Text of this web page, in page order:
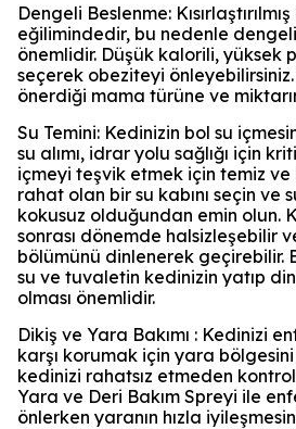
Dengeli Beslenme:
eğilimindedir, bu nedenle
önemlidir. Düşük kalorili, yüksek
seçerek obeziteyi
önerdiği mama türüne ve
Su Temini: Kedinizin bol su
su alımı, idrar yolu sağlığı için
içmeyi teşvik etmek için temiz ve
rahat olan bir su kabını seçin ve
kokusuz olduğundan emin olun.
sonrası dönemde halsizleşebilir
bölümünü dinlenerek geçirebilir.
su ve tuvaletin kedinizin yatıp
olması önemlidir.
Dikiş ve Yara Bakımı : Kedinizi
karşı korumak için yara
kedinizi rahatsız etmeden
Yara ve Deri Bakım Spreyi ile
önlerken yaranın hızla